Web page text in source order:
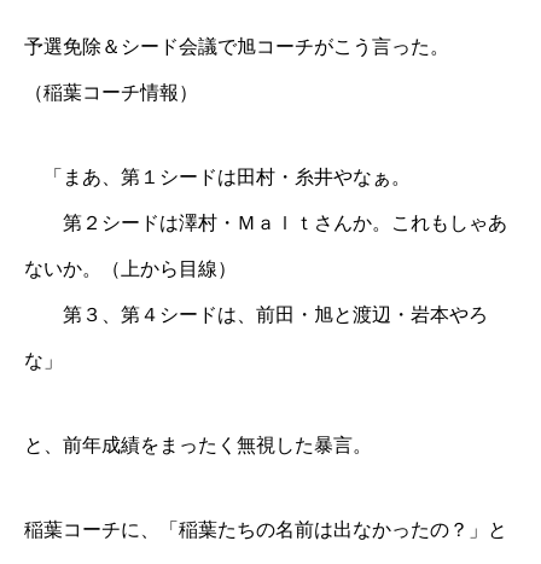
予選免除＆シード会議で旭コーチがこう言った。
（稲葉コーチ情報）
「まあ、第１シードは田村・糸井やなぁ。
第２シードは澤村・Ｍａｌｔさんか。これもしゃあ
ないか。（上から目線）
第３、第４シードは、前田・ 旭と渡辺・岩本やろ
な」
と、前年成績をまったく無視した暴言。
稲葉コーチに、「稲葉たちの名前は出なかったの？」と